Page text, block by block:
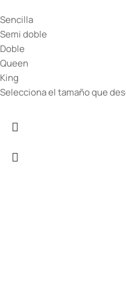
Sencilla
Semi doble
Doble
Queen
King
Selecciona el tamaño que